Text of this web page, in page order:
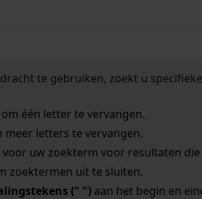
te gebruiken, zoekt u
één letter te vervangen.
letters te vervangen.
voor uw zoekterm voor resultaten die
zoektermen uit te sluiten.
(" ")aan het begin en